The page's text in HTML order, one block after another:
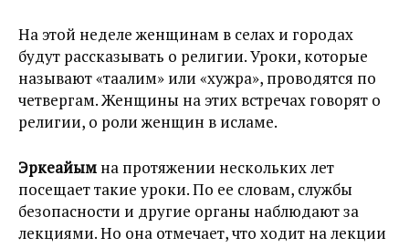
На этой неделе женщинам в селах и городах
будут рассказывать о религии. Уроки, которые
называют «таалим» или «хужра», проводятся по
четвергам. Женщины на этих встречах говорят о
религии, о роли женщин в исламе.
Эркеайым на протяжении нескольких лет
посещает такие уроки. По ее словам, службы
безопасности и другие органы наблюдают за
лекциями. Но она отмечает, что ходит на лекции